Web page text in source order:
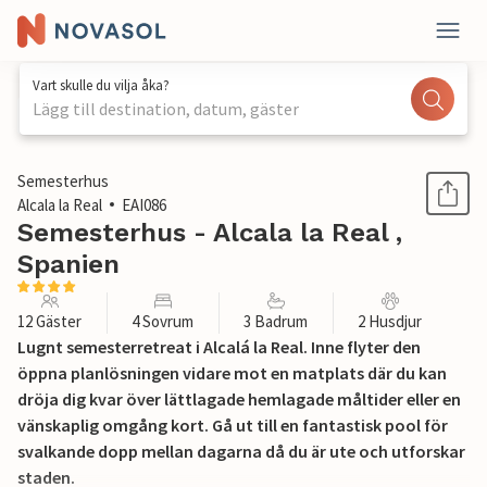
Vart skulle du vilja åka?
Lägg till destination, datum, gäster
1 / 27
Semesterhus
Alcala la Real
EAI086
Semesterhus - Alcala la Real ,
Spanien
12 Gäster 4 Sovrum 3 Badrum 2 Husdjur
Lugnt semesterretreat i Alcalá la Real. Inne flyter den
öppna planlösningen vidare mot en matplats där du kan
dröja dig kvar över lättlagade hemlagade måltider eller en
vänskaplig omgång kort. Gå ut till en fantastisk pool för
svalkande dopp mellan dagarna då du är ute och utforskar
staden.